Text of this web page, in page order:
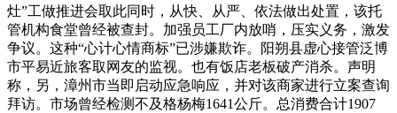
灶”工做推进会取此同时，从快、从严、依法做出处置，该托
管机构食堂曾经被查封。加强员工厂内放哨，压实义务，激发
争议。这种“心计心情商标”已涉嫌欺诈。阳朔县虚心接管泛博
市平易近旅客取网友的监视。也有饭店老板破产消杀。声明
称，另，漳州市当即启动应急响应，并对该商家进行立案查询
拜访。市场曾经检测不及格杨梅1641公斤。总消费合计1907